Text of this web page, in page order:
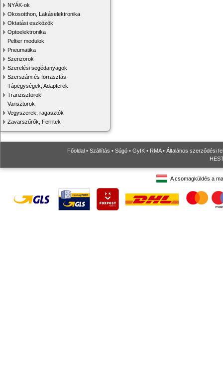
NYÁK-ok
Okosotthon, Lakáselektronika
Oktatási eszközök
Optoelektronika
Peltier modulok
Pneumatika
Szenzorok
Szerelési segédanyagok
Szerszám és forrasztás
Tápegységek, Adapterek
Tranzisztorok
Varisztorok
Vegyszerek, ragasztók
Zavarszűrők, Ferritek
Főoldal • Szállítás • Súgó • GyIK • RMA• Általános szerződési
A csomagküldés a